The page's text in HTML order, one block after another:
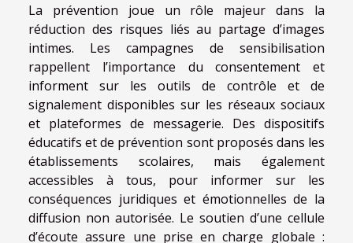
La prévention joue un rôle majeur dans la
réduction des risques liés au partage d’images
intimes. Les campagnes de sensibilisation
rappellent l’importance du consentement et
informent sur les outils de contrôle et de
signalement disponibles sur les réseaux sociaux
et plateformes de messagerie. Des dispositifs
éducatifs et de prévention sont proposés dans les
établissements scolaires, mais également
accessibles à tous, pour informer sur les
conséquences juridiques et émotionnelles de la
diffusion non autorisée. Le soutien d’une cellule
d’écoute assure une prise en charge globale :